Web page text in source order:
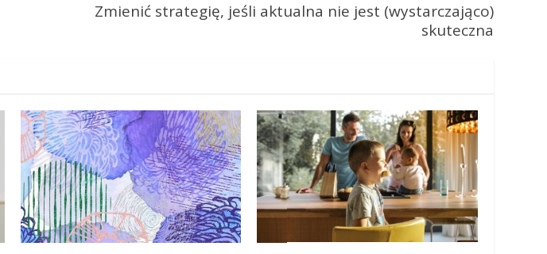
Zmienić strategię, jeśli aktualna nie jest (wystarczająco)
skuteczna